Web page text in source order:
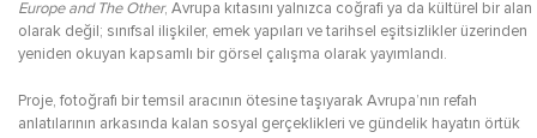
Europe and The Other, Avrupa kıtasını yalnızca coğrafi ya da kültürel bir alan
olarak değil; sınıfsal ilişkiler, emek yapıları ve tarihsel eşitsizlikler üzerinden
yeniden okuyan kapsamlı bir görsel çalışma olarak yayımlandı.
Proje, fotoğrafı bir temsil aracının ötesine taşıyarak Avrupa’nın refah
anlatılarının arkasında kalan sosyal gerçeklikleri ve gündelik hayatın örtük